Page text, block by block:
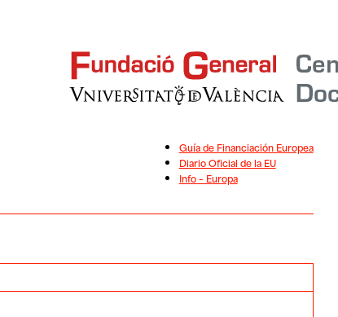
Guía de Financiación Europea
Diario Oficial de la EU
Info – Europa